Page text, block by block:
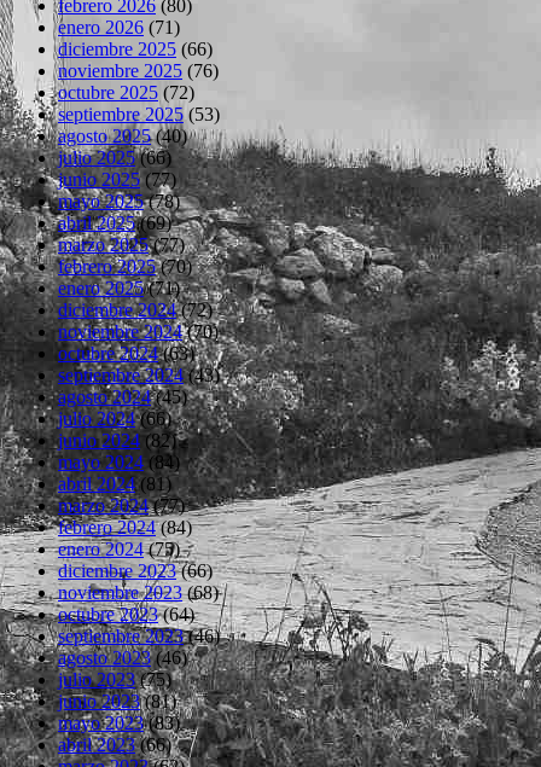
febrero 2026 (80)
enero 2026 (71)
diciembre 2025 (66)
noviembre 2025 (76)
octubre 2025 (72)
septiembre 2025 (53)
agosto 2025(40)
julio 2025(66)
junio 2025(77)
mayo 2025(78)
abril 2025(69)
marzo 2025(77)
febrero 2025(70)
enero 2025(71)
diciembre 2024(72)
noviembre 2024(70)
octubre 2024(63)
septiembre 2024(43)
agosto 2024(45)
julio 2024(66)
junio 2024 (82)
mayo 2024 (84)
abril 2024(81)
marzo 2024(77)
febrero 2024(84)
enero 2024(75)
diciembre 2023(66)
noviembre 2023(68)
octubre 2023(64)
septiembre 2023(46)
agosto 2023(46)
julio 2023(75)
junio 2023(81)
mayo 2023(83)
abril 2023(66)